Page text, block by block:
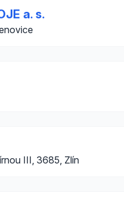
a. s.
III, 3685, Zlín